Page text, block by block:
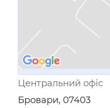
Центральний офіс
Бровари, 07403